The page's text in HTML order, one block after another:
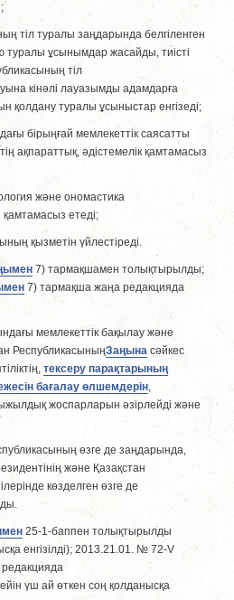
тiл туралы заңдарында белгiленген
туралы ұсынымдар жасайды, тиiстi
тiл
кiнәлi лауазымды адамдарға
қолдану туралы ұсыныстар енгiзеді;
бiрыңғай мемлекеттік саясатты
ақпараттық, әдiстемелiк қамтамасыз
және ономастика
етеді;
қызметiн үйлестiредi.
7) тармақшамен толықтырылды;
7) тармақша жаңа редакцияда
мемлекеттік бақылау және
РеспубликасыныңЗаңына сәйкес
тексеру парақтарының
бағалау өлшемдерін,
жоспарларын әзірлейді және
өзге де заңдарында,
және Қазақстан
көзделген өзге де
25-1-баппен толықтырылды
енгізілді); 2013.21.01. № 72-V
үш ай өткен соң қолданысқа